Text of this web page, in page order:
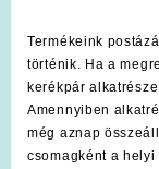
Termékeink
történik. Ha a
kerékpár
Amennyiben
még aznap
csomagként a